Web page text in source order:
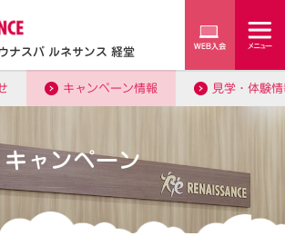
ナスパ ルネサンス 経堂
キャンペーン情報 見学・体験
ャンペーン